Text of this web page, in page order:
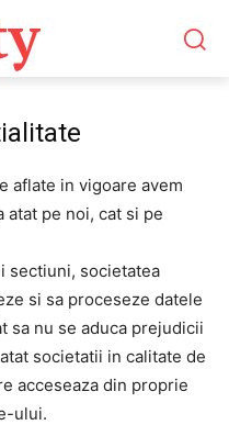
aflate in vigoare avem
atat pe noi, cat si pe
sectiuni, societatea
si sa proceseze datele
sa nu se aduca prejudicii
societatii in calitate de
acceseaza din proprie
ului.